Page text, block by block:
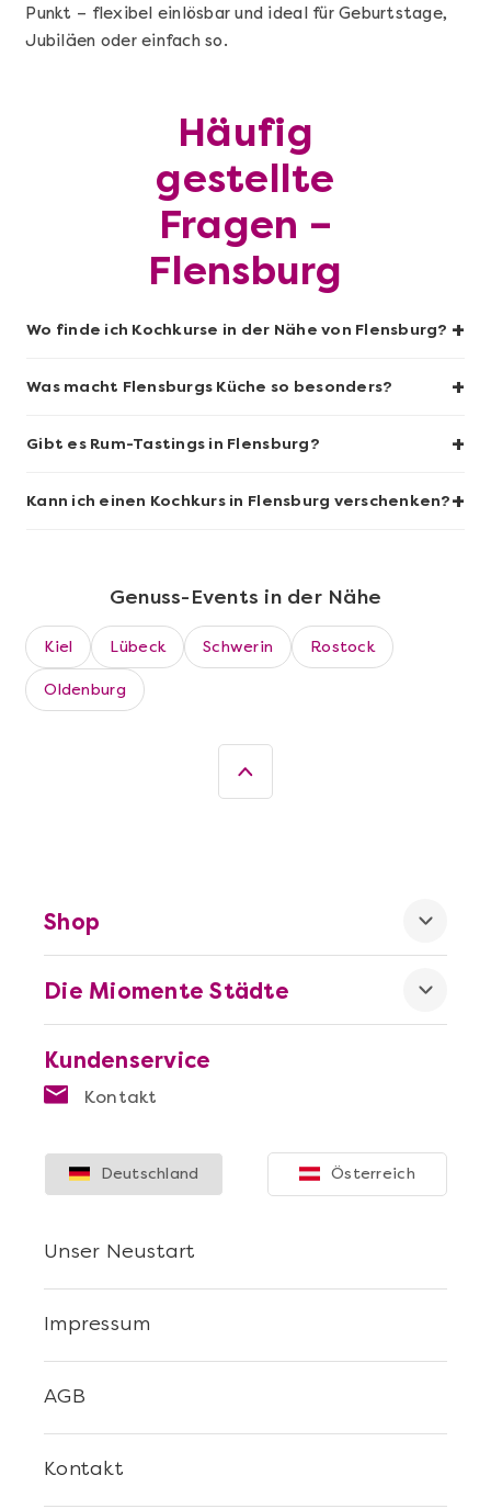
Geschenkbox 100€
Sushi-Kochkurs@Home
Mehr anzeigen
Punkt – flexibel einlösbar und ideal für Geburtstage,
Jubiläen oder einfach so.
Häufig
gestellte
Fragen –
Flensburg
Wo finde ich Kochkurse in der Nähe von Flensburg? +
Was macht Flensburgs Küche so besonders? +
Gibt es Rum-Tastings in Flensburg? +
Kann ich einen Kochkurs in Flensburg verschenken?+
Genuss-Events in der Nähe
Kiel Lübeck Schwerin Rostock
Oldenburg
Kundenservice
Kontakt
Die Miomente Städte
Shop
Kontakt
AGB
Impressum
Unser Neustart
Deutschland Österreich